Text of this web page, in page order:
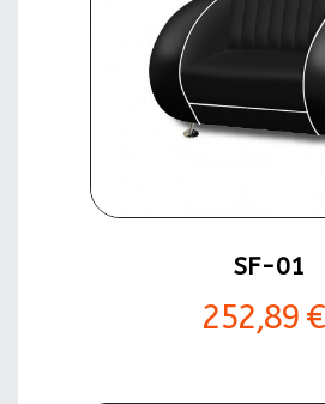
SF-01
252,89 €